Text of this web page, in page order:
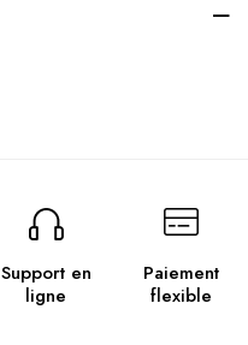
Support en
ligne
Paiement
flexible